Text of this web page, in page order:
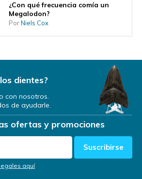
¿Con qué frecuencia comía un
Megalodon?
PorNiels Cox
¿Podrá volver alguna vez el
PorNiels Cox
¿Dónde vivía el Megalodón?
PorNiels Cox
¿Cómo sabemos de la existencia
dientes?
con nosotros.
de ayudarle.
ofertas y promociones
Suscribirse
aquí